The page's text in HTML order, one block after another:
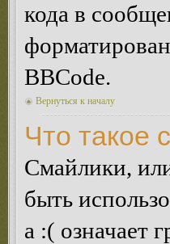
кода в
BBCode.
Вернуться к началу
Что такое
Смайлики,
быть
а :( означает